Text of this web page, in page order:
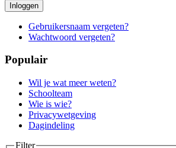
Inloggen
Gebruikersnaam vergeten?
Wachtwoord vergeten?
Populair
Wil je wat meer weten?
Schoolteam
Wie is wie?
Privacywetgeving
Dagindeling
Filter